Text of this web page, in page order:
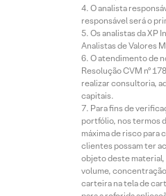
O analista
responsável será o
Os analistas da XP
Analistas de Valores
O atendimento de
Resolução CVM nº
realizar consultoria,
capitais.
Para fins de
portfólio, nos termos
máxima de risco para
clientes possam ter
objeto deste material,
volume,
carteira na tela de